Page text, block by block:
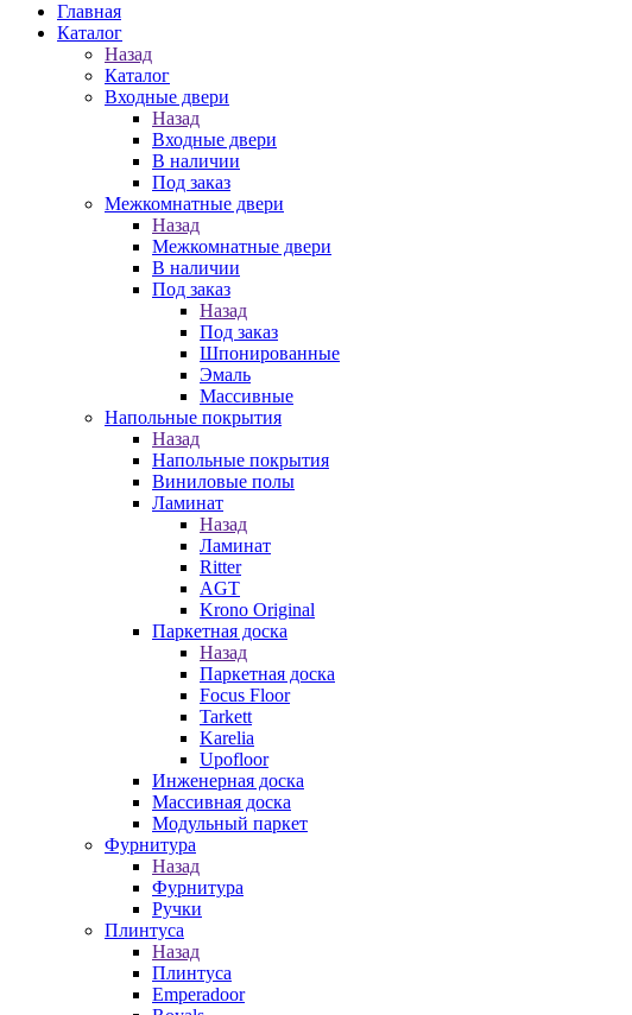
Главная
Каталог
Назад
Каталог
Входные двери
Назад
Входные двери
В наличии
Под заказ
Межкомнатные двери
Назад
Межкомнатные двери
В наличии
Под заказ
Назад
Под заказ
Шпонированные
Эмаль
Массивные
Напольные покрытия
Назад
Напольные покрытия
Виниловые полы
Ламинат
Назад
Ламинат
Ritter
AGT
Krono Original
Паркетная доска
Назад
Паркетная доска
Focus Floor
Tarkett
Karelia
Upofloor
Инженерная доска
Массивная доска
Модульный паркет
Фурнитура
Назад
Фурнитура
Ручки
Плинтуса
Назад
Плинтуса
Emperadoor